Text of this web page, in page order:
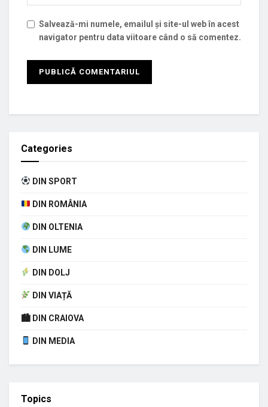
Salvează-mi numele, emailul și site-ul web în acest
navigator pentru data viitoare când o să comentez.
Categories
DIN SPORT
DIN ROMÂNIA
DIN OLTENIA
DIN LUME
DIN DOLJ
DIN VIAȚĂ
🏙 DIN CRAIOVA
DIN MEDIA
Topics